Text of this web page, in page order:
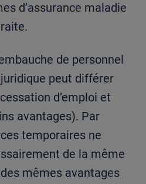
d’assurance maladie
de personnel
peut différer
d’emploi et
avantages). Par
temporaires ne
de la même
mêmes avantages